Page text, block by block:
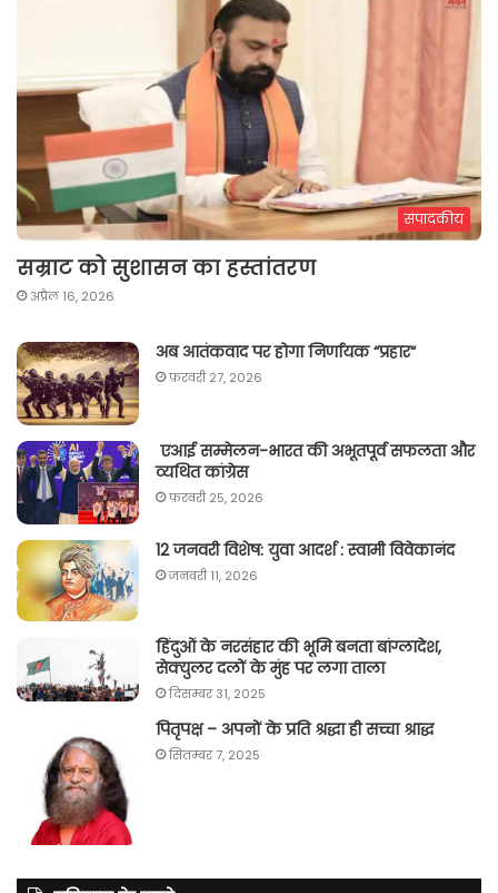
संपादकीय
सम्राट को सुशासन का हस्तांतरण
अप्रैल 16, 2026
अब आतंकवाद पर होगा निर्णायक “प्रहार“
फ़रवरी 27, 2026
एआई सम्मेलन-भारत की अभूतपूर्व सफलता और
व्यथित कांग्रेस
फ़रवरी 25, 2026
12 जनवरी विशेष: युवा आदर्श : स्वामी विवेकानंद
जनवरी 11, 2026
हिंदुओं के नरसंहार की भूमि बनता बांग्लादेश,
सेक्युलर दलों के मुंह पर लगा ताला
दिसम्बर 31, 2025
पितृपक्ष – अपनों के प्रति श्रद्धा ही सच्चा श्राद्ध
सितम्बर 7, 2025